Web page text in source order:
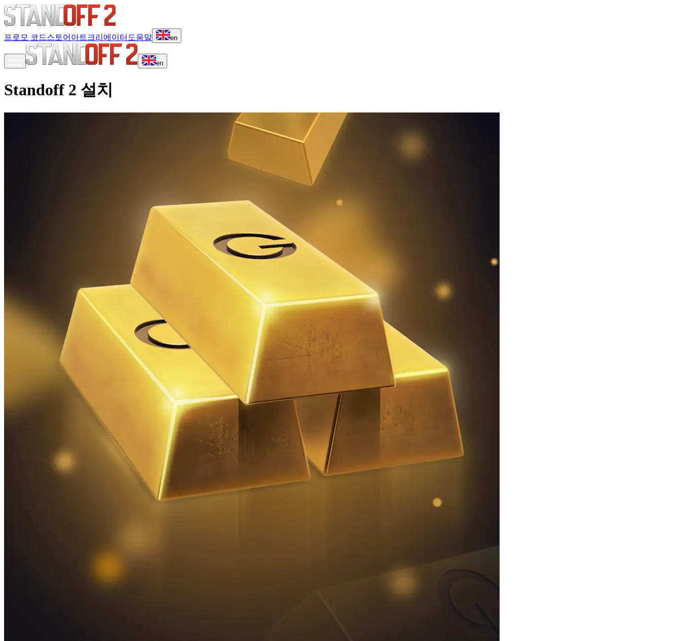
프로모 코드스토어 아트 크리에이터 도움말 en
en
Standoff 2 설치